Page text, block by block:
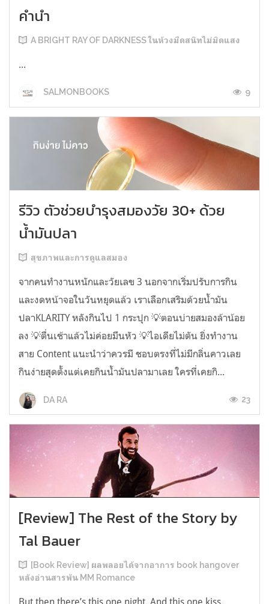
คำนำ
A BRIGHT RAY OF DARKNESS ในห้วงมืดสนิทไม่มิดแสง
...
SALMONBOOKS 9
รีวิว ตัวช่วยบำรุงสมองวัย 30+ ด้วย
น้ำมันปลา
สุขภาพและการดูแลสมอง
จากคนทำงานหนักและวัยเลข 3 นอกจากเริ่มปรับการกิน
และงดหน้าจอในวันหยุดแล้ว เราเลือกเสริมด้วยน้ำมัน
ปลาKLARITY หลังกินไป 1 กระปุก 💡ตอนบ่ายสมองล้าน้อย
ลง 💡ตื่นเช้าแล้วไม่ค่อยมึนหัว 💡ไอเดียไม่ตัน ยิ่งทำงาน
สาย Content แนะนำว่าควรมี ชอบตรงที่ไม่มีกลิ่นคาวเลย
กินง่ายสุดตั้งแต่เคยกินน้ำมันปลามาเลย ใครที่เคยกิ...
DA RA 23
[Review] The Rest of the Story by
Tal Bauer
[Book Review] ผลพลอยได้จากอาการ book hangover
หลังอ่านสารพัน MM Romance